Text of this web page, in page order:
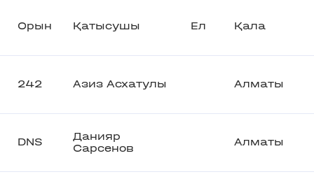
Орын Қатысушы Ел Қала
242 Азиз Асхатулы Алматы
DNS
Данияр
Сарсенов
Алматы